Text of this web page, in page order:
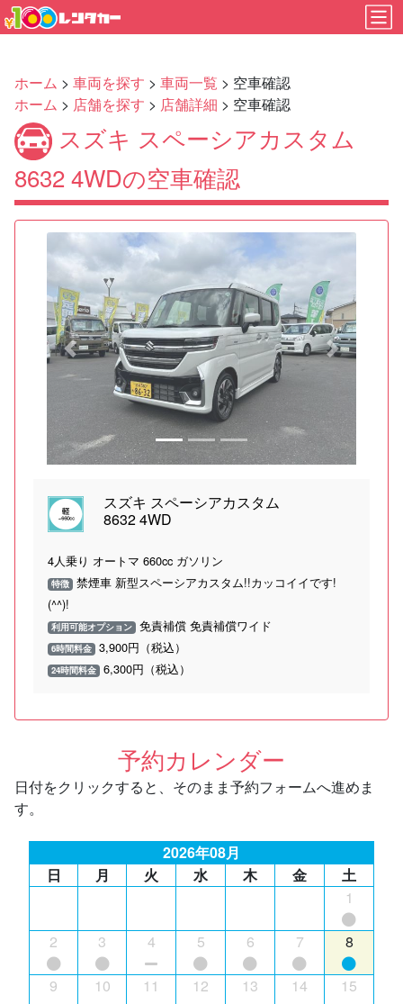
ホーム > 車両を探す > 車両一覧 > 空車確認
ホーム > 店舗を探す > 店舗詳細 > 空車確認
スズキ スペーシアカスタム
8632 4WDの空車確認
Previous Next
スズキ スペーシアカスタム
8632 4WD
4人乗り オートマ 660cc ガソリン
特徴 禁煙車 新型スペーシアカスタム!!カッコイイです!
(^^)!
利用可能オプション 免責補償 免責補償ワイド
6時間料金 3,900円（税込）
24時間料金 6,300円（税込）
予約カレンダー
日付をクリックすると、そのまま予約フォームへ進めま
す。
2026年08月
日
月 火 水 木 金
土
1
2 3 4 5 6 7 8
9 10 11 12 13 14 15